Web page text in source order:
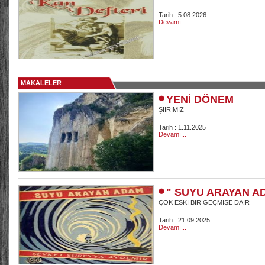
Tarih : 5.08.2026
Devamı...
MAKALELER
YENİ DÖNEM
ŞİİRİMİZ
Tarih : 1.11.2025
Devamı...
" SUYU ARAYAN
ÇOK ESKİ BİR GEÇMİŞE DAİR
Tarih : 21.09.2025
Devamı...